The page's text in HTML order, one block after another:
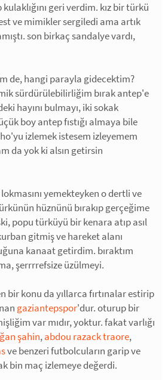
geri verdim. kız bir türkü
ve mimikler sergiledi ama artık
son birkaç sandalye vardı,
de, hangi parayla gidecektim?
sürdürülebilirliğim bırak antep'e
hayını bulmayı, iki sokak
boy antep fıstığı almaya bile
izlemek istesem izleyemem
da yok ki alsın getirsin
yemekteyken o dertli ve
hüznünü bırakıp gerçeğime
popu türküyü bir kenara atıp asıl
gitmiş ve hareket alanı
kanaat getirdim. bıraktım
şerrrrefsize üzülmeyi.
bir konu da yıllarca fırtınalar estirip
gaziantepspor'dur. oturup bir
var mıdır, yoktur. fakat varlığı
şahin,abdou razack traore,
ve benzeri futbolcuların garip ve
bin maç izlemeye değerdi.